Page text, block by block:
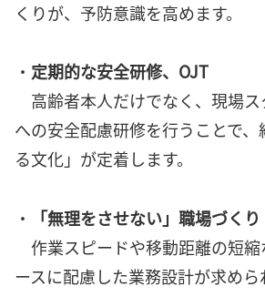
くりが、予防意識を高めます。
・ 定期的な安全研修、OJT
高齢者本人だけでなく、現場ス
への安全配慮研修を行うことで
る文化」が定着します。
・
「無理をさせない」職場づくり
作業スピードや移動距離の短縮
ースに配慮した業務設計が求めら